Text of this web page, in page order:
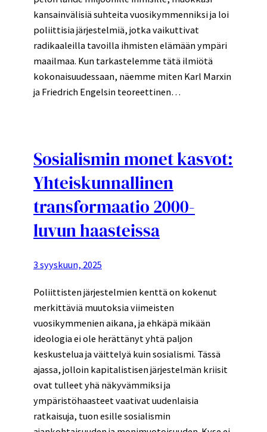
kansainvälisiä suhteita vuosikymmenniksi ja loi
poliittisia järjestelmiä, jotka vaikuttivat
radikaaleilla tavoilla ihmisten elämään ympäri
maailmaa. Kun tarkastelemme tätä ilmiötä
kokonaisuudessaan, näemme miten Karl Marxin
ja Friedrich Engelsin teoreettinen…
Sosialismin monet kasvot:
Yhteiskunnallinen
transformaatio 2000-
luvun haasteissa
3 syyskuun, 2025
Poliittisten järjestelmien kenttä on kokenut
merkittäviä muutoksia viimeisten
vuosikymmenien aikana, ja ehkäpä mikään
ideologia ei ole herättänyt yhtä paljon
keskustelua ja väittelyä kuin sosialismi. Tässä
ajassa, jolloin kapitalistisen järjestelmän kriisit
ovat tulleet yhä näkyvämmiksi ja
ympäristöhaasteet vaativat uudenlaisia
ratkaisuja, tuon esille sosialismin